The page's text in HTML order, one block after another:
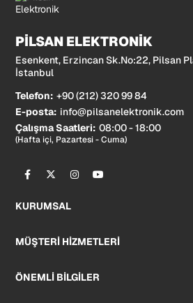
PİLSAN ELEKTRONİK
Esenkent, Erzincan Sk.No:22, Pilsan
İstanbul
Telefon: +90 (212) 320 99 84
E-posta: info@pilsanelektronik.com
Çalışma Saatleri: 08:00 - 18:00
(Hafta içi, Pazartesi - Cuma)
KURUMSAL
MÜŞTERİ HİZMETLERİ
ÖNEMLİ BİLGİLER